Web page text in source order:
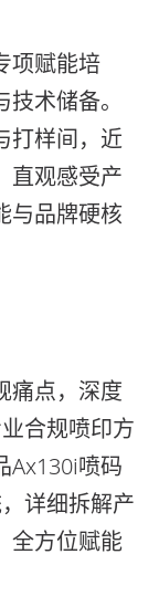
项赋能培
术储备。
打样间，近
直观感受产
与品牌硬核
痛点，深度
合规喷印方
Ax130i喷码
详细拆解产
全方位赋能